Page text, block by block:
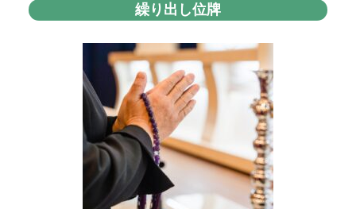
繰り出し位牌